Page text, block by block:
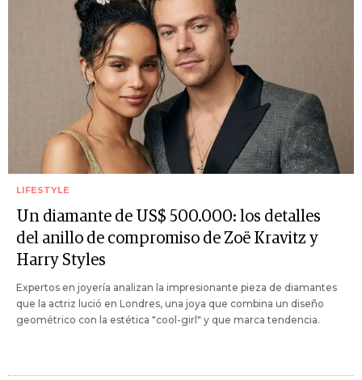
LIFESTYLE
Un diamante de US$ 500.000: los detalles
del anillo de compromiso de Zoë Kravitz y
Harry Styles
Expertos en joyería analizan la impresionante pieza de diamantes
que la actriz lució en Londres, una joya que combina un diseño
geométrico con la estética "cool-girl" y que marca tendencia.